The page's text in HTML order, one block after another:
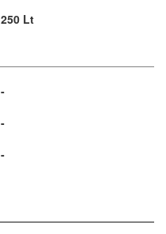
250 Lt
-
-
-